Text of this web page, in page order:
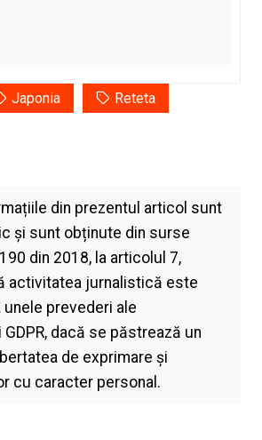
Japonia Reteta
din prezentul articol sunt
și sunt obținute din surse
din 2018, la articolul 7,
activitatea jurnalistică este
prevederi ale
dacă se păstrează un
de exprimare şi
cu caracter personal.